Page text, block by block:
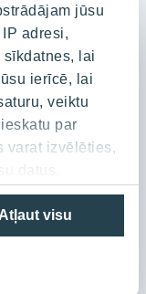
jūsu
adresi,
lai
ierīcē, lai
veiktu
par
varat izvēlēties,
līdz
Atļaut visu